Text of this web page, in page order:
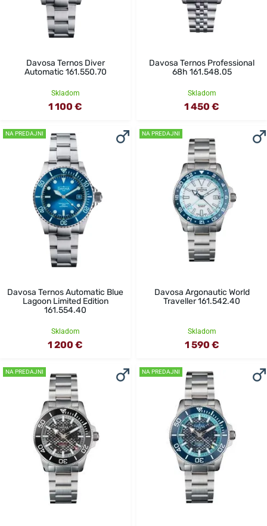
Davosa Ternos Diver
Automatic 161.550.70
Skladom
1 100 €
Davosa Ternos Professional
68h 161.548.05
Skladom
1 450 €
NA PREDAJNI
Davosa Ternos Automatic Blue
Lagoon Limited Edition
161.554.40
Skladom
1 200 €
NA PREDAJNI
Davosa Argonautic World
Traveller 161.542.40
Skladom
1 590 €
NA PREDAJNI NA PREDAJNI